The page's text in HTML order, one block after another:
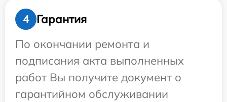
4
Гарантия
По окончании ремонта и
подписания акта выполненных
работ Вы получите документ о
гарантийном обслуживании